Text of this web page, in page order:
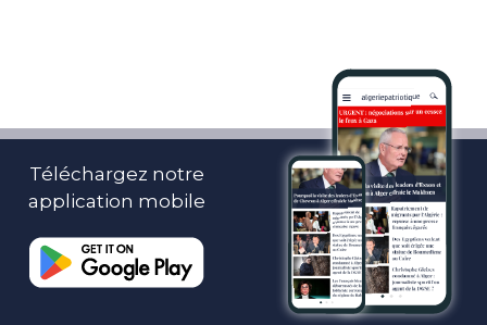
Téléchargez notre
application mobile